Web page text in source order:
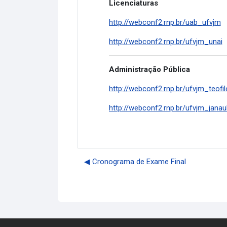
Licenciaturas
http://webconf2.rnp.br/uab_ufvjm
http://webconf2.rnp.br/ufvjm_unai
Administração Pública
http://webconf2.rnp.br/
http://webconf2.rnp.br/
◀︎ Cronograma de Exame Final